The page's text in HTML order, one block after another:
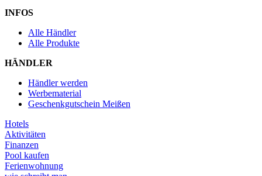
INFOS
Alle Händler
Alle Produkte
HÄNDLER
Händler werden
Werbematerial
Geschenkgutschein Meißen
Hotels
Aktivitäten
Finanzen
Pool kaufen
Ferienwohnung